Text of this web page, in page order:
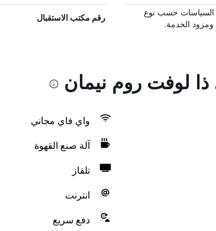
السياسات حسب نوع
ومزود الخدمة.
رقم مكتب الاستقبال
ذا لوفت روم نيمان
واي فاي مجاني
آلة صنع القهوة
تلفاز
انترنت
دفع سريع